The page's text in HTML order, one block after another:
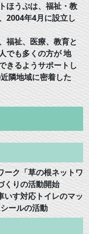
ほうぷは、福祉・教
2004年4月に設立し
福祉、医療、教育と
でも多くの方が 地
きるようサポートし
隣地域に密着した
ーク「草の根ネットワ
くりの活動開始
いす対応トイレのマッ
ールの活動